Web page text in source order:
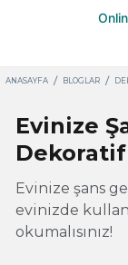
ANASAYFA BLOGLAR
Evinize
Evinize şans
evinizde
okumalısınız!